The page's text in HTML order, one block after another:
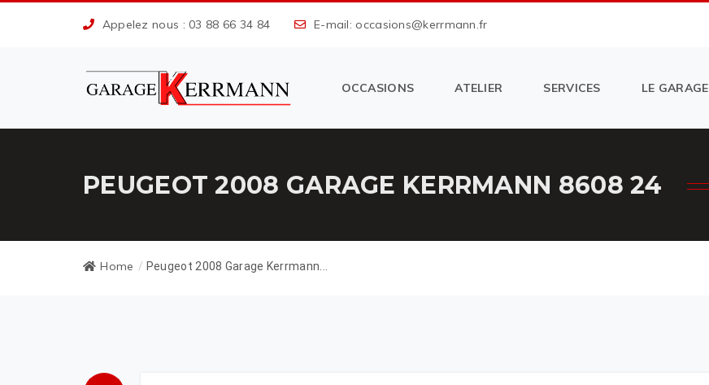
Appelez nous : 03 88 66 34 84 E-mail: occasions@kerrmann.fr
OCCASIONS ATELIER SERVICES LE GARAGE
PEUGEOT 2008 GARAGE KERRMANN 8608 24
Home / Peugeot 2008 Garage Kerrmann...